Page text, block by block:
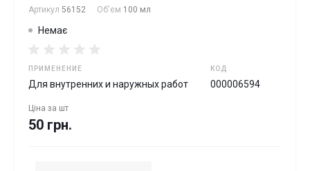
Артикул 56152 Об'єм 100 мл
Немає
ПРИМЕНЕНИЕ
Для внутренних и наружных работ
КОД
000006594
Ціна за шт
50 грн.